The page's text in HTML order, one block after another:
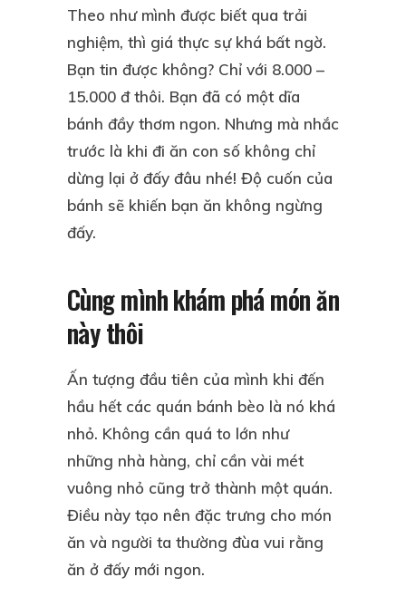
Theo như mình được biết qua trải
nghiệm, thì giá thực sự khá bất ngờ.
Bạn tin được không? Chỉ với 8.000 –
15.000 đ thôi. Bạn đã có một dĩa
bánh đầy thơm ngon. Nhưng mà nhắc
trước là khi đi ăn con số không chỉ
dừng lại ở đấy đâu nhé! Độ cuốn của
bánh sẽ khiến bạn ăn không ngừng
đấy.
Cùng mình khám phá món ăn
này thôi
Ấn tượng đầu tiên của mình khi đến
hầu hết các quán bánh bèo là nó khá
nhỏ. Không cần quá to lớn như
những nhà hàng, chỉ cần vài mét
vuông nhỏ cũng trở thành một quán.
Điều này tạo nên đặc trưng cho món
ăn và người ta thường đùa vui rằng
ăn ở đấy mới ngon.